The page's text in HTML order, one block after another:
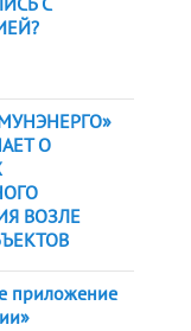
О
ВОЗЛЕ
приложение